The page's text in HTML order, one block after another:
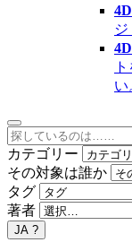
ジ
い
カテゴリー
その対象は誰か
タグ
著者
JA ?